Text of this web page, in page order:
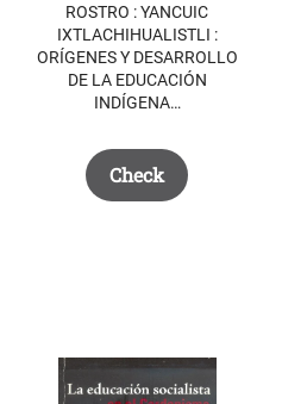
ROSTRO : YANCUIC
IXTLACHIHUALISTLI :
ORÍGENES Y DESARROLLO
DE LA EDUCACIÓN
INDÍGENA…
Check